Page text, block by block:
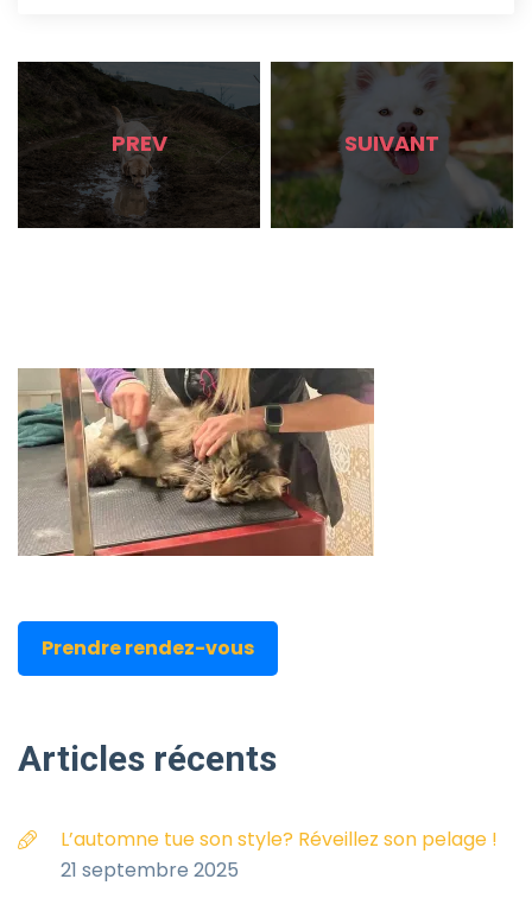
PREV SUIVANT
Prendre rendez-vous
Articles récents
L’automne tue son style? Réveillez son pelage !
21 septembre 2025